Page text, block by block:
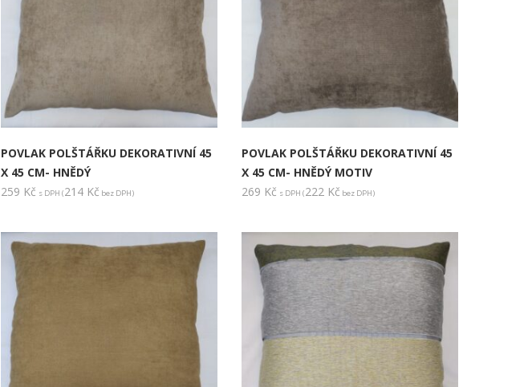
POVLAK POLŠTÁŘKU DEKORATIVNÍ 45
X 45 CM- HNĚDÝ
259 Kč s DPH (214 Kč bez DPH)
POVLAK POLŠTÁŘKU DEKORATIVNÍ 45
X 45 CM- HNĚDÝ MOTIV
269 Kč s DPH (222 Kč bez DPH)